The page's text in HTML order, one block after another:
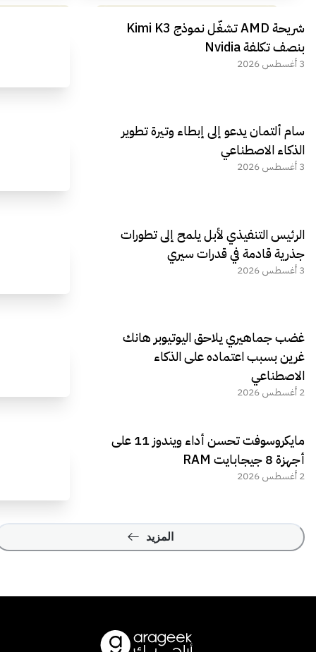
مراجعة شاملة لعملاق الألعاب
الجديد REDMAGIC 11 AIR
شريحة AMD تشغّل نموذج Kimi K3
بنصف تكلفة Nvidia
3 أغسطس 2026
سام ألتمان يدعو إلى إبطاء وتيرة تطوير
الذكاء الاصطناعي
3 أغسطس 2026
الرئيس التنفيذي لأبل يلمح إلى تطورات
جذرية قادمة في قدرات سيري
3 أغسطس 2026
غضب جماهيري يلاحق اليوتيوبر هانك
غرين بسبب اعتماده على الذكاء
الاصطناعي
2 أغسطس 2026
مايكروسوفت تحسن أداء ويندوز 11 على
أجهزة 8 جيجابايت RAM
2 أغسطس 2026
المزيد